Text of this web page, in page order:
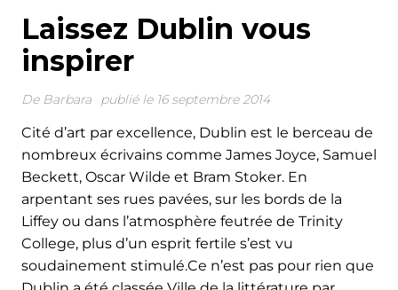
Laissez Dublin vous
inspirer
De Barbara publié le 16 septembre 2014
Cité d’art par excellence, Dublin est le berceau de
nombreux écrivains comme James Joyce, Samuel
Beckett, Oscar Wilde et Bram Stoker. En
arpentant ses rues pavées, sur les bords de la
Liffey ou dans l’atmosphère feutrée de Trinity
College, plus d’un esprit fertile s’est vu
soudainement stimulé.Ce n’est pas pour rien que